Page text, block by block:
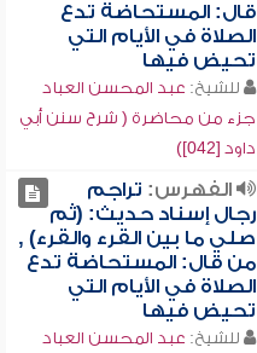
قال: المستحاضة تدع
الصلاة في الأيام التي
تحيض فيها
للشيخ: عبد المحسن العباد
جزء من محاضرة ( شرح سنن أبي
داود [042])
الفهرس: تراجم
رجال إسناد حديث: (ثم
صلي ما بين القرء والقرء) ,
من قال: المستحاضة تدع
الصلاة في الأيام التي
تحيض فيها
للشيخ: عبد المحسن العباد